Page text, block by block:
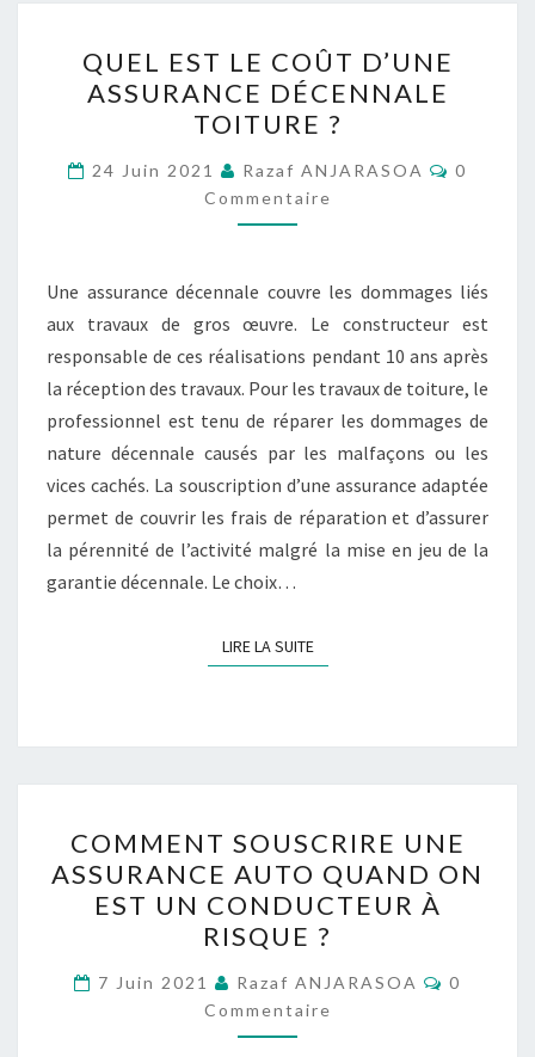
EST
LE
COÛT
D’UNE
ASSURANCE
DÉCENNALE
?
QUEL EST LE COÛT D’UNE
ASSURANCE DÉCENNALE
TOITURE ?
24 Juin 2021 Razaf ANJARASOA
0
Commentaire
Une assurance décennale couvre les dommages liés
aux travaux de gros œuvre. Le constructeur est
responsable de ces réalisations pendant 10 ans après
la réception des travaux. Pour les travaux de toiture, le
professionnel est tenu de réparer les dommages de
nature décennale causés par les malfaçons ou les
vices cachés. La souscription d’une assurance adaptée
permet de couvrir les frais de réparation et d’assurer
la pérennité de l’activité malgré la mise en jeu de la
garantie décennale. Le choix…
LIRE LA SUITELIRE LA SUITE
SOUSCRIRE
UNE
ASSURANCE
AUTO
QUAND
ON
EST
COMMENT SOUSCRIRE UNE
ASSURANCE AUTO QUAND ON
EST UN CONDUCTEUR À
RISQUE ?
7 Juin 2021 Razaf ANJARASOA
0
Commentaire